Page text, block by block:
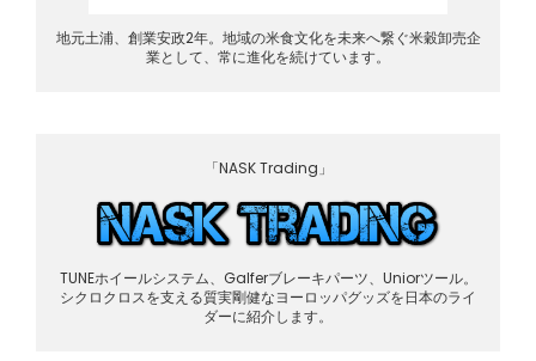
地元土浦、創業安政2年。地域の米食文化を未来へ繋ぐ米穀卸売企
業として、常に進化を続けています。
「NASK Trading」
TUNEホイールシステム、Galferブレーキパーツ、Uniorツール。
シクロクロスを支える質実剛健なヨーロッパグッズを日本のライ
ダーに紹介します。